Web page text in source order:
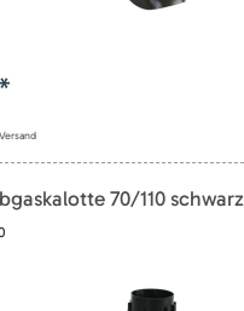
70/110 schwarz